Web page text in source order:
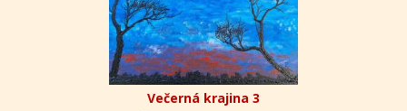
Večerná krajina 3